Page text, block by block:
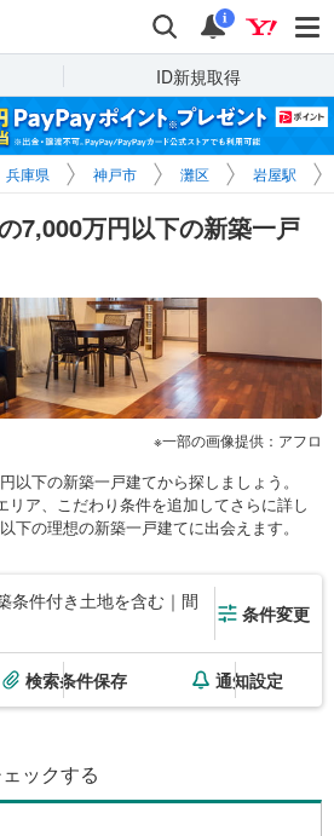
検索 通知
i
ID新規取得
兵庫県 神戸市 灘区 岩屋駅
7,000万円以下の新築一戸
一部の画像提供：アフロ
以下の新築一戸建てから探しましょう。
リア、こだわり条件を追加してさらに詳し
下の理想の新築一戸建てに出会えます。
条件付き土地を含む｜間
条件変更
検索条件保存 通知設定
ックする